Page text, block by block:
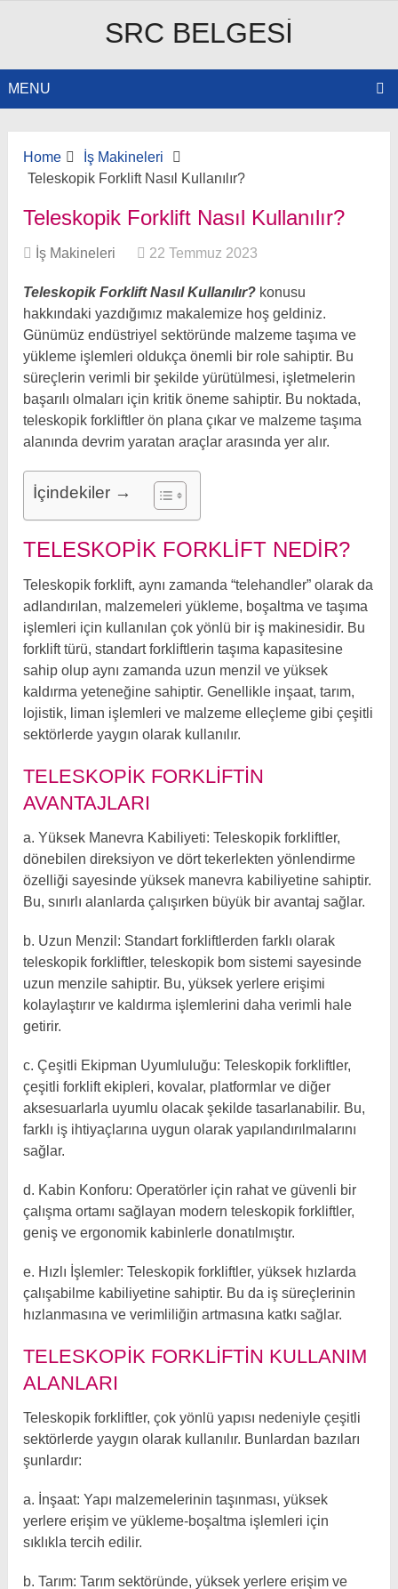
SRC BELGESI
MENU
Home
İş Makineleri
Teleskopik Forklift Nasıl Kullanılır?
Teleskopik Forklift Nasıl Kullanılır?
İş Makineleri 22 Temmuz 2023
Teleskopik Forklift Nasıl Kullanılır? konusu
hakkındaki yazdığımız makalemize hoş geldiniz.
Günümüz endüstriyel sektöründe malzeme taşıma ve
yükleme işlemleri oldukça önemli bir role sahiptir. Bu
süreçlerin verimli bir şekilde yürütülmesi, işletmelerin
başarılı olmaları için kritik öneme sahiptir. Bu noktada,
teleskopik forkliftler ön plana çıkar ve malzeme taşıma
alanında devrim yaratan araçlar arasında yer alır.
İçindekiler →
TELESKOPIK FORKLIFT NEDIR?
Teleskopik forklift, aynı zamanda “telehandler” olarak da
adlandırılan, malzemeleri yükleme, boşaltma ve taşıma
işlemleri için kullanılan çok yönlü bir iş makinesidir. Bu
forklift türü, standart forkliftlerin taşıma kapasitesine
sahip olup aynı zamanda uzun menzil ve yüksek
kaldırma yeteneğine sahiptir. Genellikle inşaat, tarım,
lojistik, liman işlemleri ve malzeme elleçleme gibi çeşitli
sektörlerde yaygın olarak kullanılır.
TELESKOPIK FORKLIFTIN
AVANTAJLARI
a. Yüksek Manevra Kabiliyeti: Teleskopik forkliftler,
dönebilen direksiyon ve dört tekerlekten yönlendirme
özelliği sayesinde yüksek manevra kabiliyetine sahiptir.
Bu, sınırlı alanlarda çalışırken büyük bir avantaj sağlar.
b. Uzun Menzil: Standart forkliftlerden farklı olarak
teleskopik forkliftler, teleskopik bom sistemi sayesinde
uzun menzile sahiptir. Bu, yüksek yerlere erişimi
kolaylaştırır ve kaldırma işlemlerini daha verimli hale
getirir.
c. Çeşitli Ekipman Uyumluluğu: Teleskopik forkliftler,
çeşitli forklift ekipleri, kovalar, platformlar ve diğer
aksesuarlarla uyumlu olacak şekilde tasarlanabilir. Bu,
farklı iş ihtiyaçlarına uygun olarak yapılandırılmalarını
sağlar.
d. Kabin Konforu: Operatörler için rahat ve güvenli bir
çalışma ortamı sağlayan modern teleskopik forkliftler,
geniş ve ergonomik kabinlerle donatılmıştır.
e. Hızlı İşlemler: Teleskopik forkliftler, yüksek hızlarda
çalışabilme kabiliyetine sahiptir. Bu da iş süreçlerinin
hızlanmasına ve verimliliğin artmasına katkı sağlar.
TELESKOPIK FORKLIFTIN KULLANIM
ALANLARI
Teleskopik forkliftler, çok yönlü yapısı nedeniyle çeşitli
sektörlerde yaygın olarak kullanılır. Bunlardan bazıları
şunlardır:
a. İnşaat: Yapı malzemelerinin taşınması, yüksek
yerlere erişim ve yükleme-boşaltma işlemleri için
sıklıkla tercih edilir.
b. Tarım: Tarım sektöründe, yüksek yerlere erişim ve